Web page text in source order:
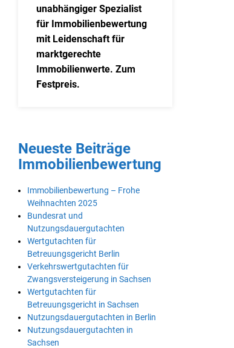
unabhängiger Spezialist
für Immobilienbewertung
mit Leidenschaft für
marktgerechte
Immobilienwerte. Zum
Festpreis.
Neueste Beiträge
Immobilienbewertung
Immobilienbewertung – Frohe
Weihnachten 2025
Bundesrat und
Nutzungsdauergutachten
Wertgutachten für
Betreuungsgericht Berlin
Verkehrswertgutachten für
Zwangsversteigerung in Sachsen
Wertgutachten für
Betreuungsgericht in Sachsen
Nutzungsdauergutachten in Berlin
Nutzungsdauergutachten in
Sachsen